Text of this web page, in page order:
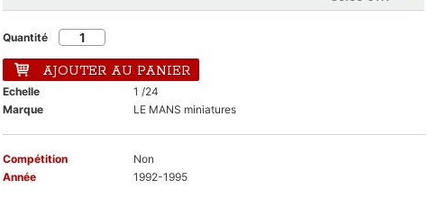
Quantité
AJOUTER AU PANIER
Echelle
1 /24
Marque
LE MANS miniatures
Compétition
Non
Année
1992-1995